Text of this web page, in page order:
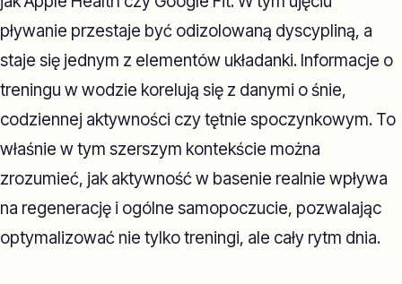
pływanie przestaje być odizolowaną dyscypliną, a
staje się jednym z elementów układanki. Informacje o
treningu w wodzie korelują się z danymi o śnie,
codziennej aktywności czy tętnie spoczynkowym. To
właśnie w tym szerszym kontekście można
zrozumieć, jak aktywność w basenie realnie wpływa
na regenerację i ogólne samopoczucie, pozwalając
optymalizować nie tylko treningi, ale cały rytm dnia.